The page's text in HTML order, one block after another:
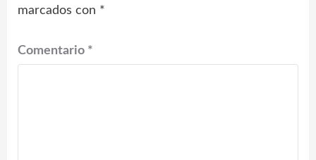
marcados con *
Comentario *